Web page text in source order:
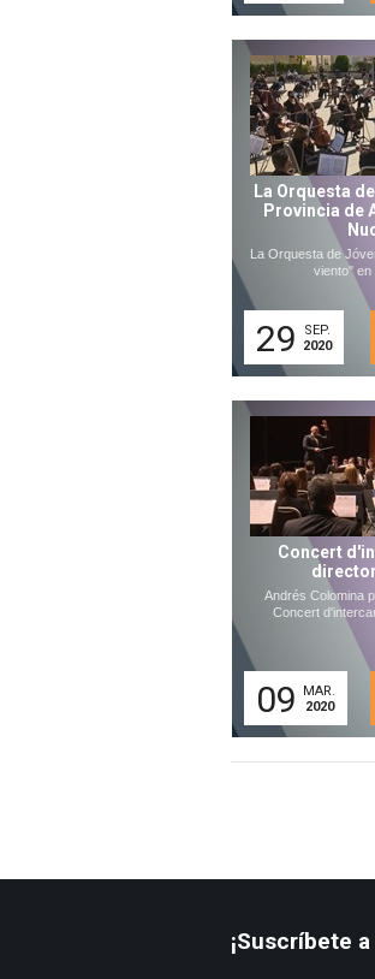
La Orquesta
Provincia de
La Orquesta de
viento" en
29
SEP.
2020
Concert
Andrés Colomina
Concert
09
MAR.
2020
¡Suscríbete